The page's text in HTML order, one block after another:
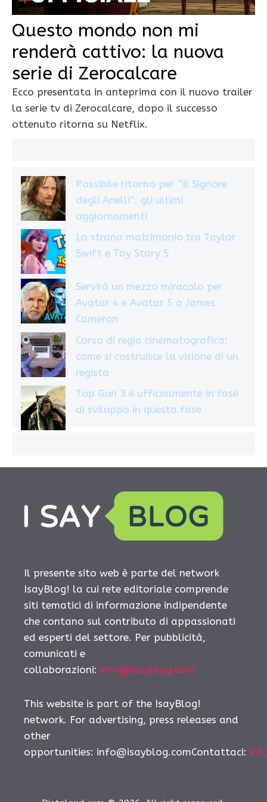
Questo mondo non mi
renderà cattivo: la nuova
serie di Zerocalcare
Ecco presentata in anteprima con il nuovo trailer
la serie tv di Zerocalcare, dopo il successo
ottenuto ritorna su Netflix.
Possibile ritorno per “Il Signore
degli Anelli”: gli ultimi
aggiornamenti
Lo strano matrimonio tra Taylor
Swift e Toy Story 5
Servirà un mezzo miracolo per
Avatar 4 e Avatar 5 a James
Cameron
Corso di regia cinematografica:
come si costruisce la visione di un
regista
Top Gun 3 è ufficialmente in fase
di sviluppo in questa fase
Il presente sito web è parte del network
IsayBlog! la cui rete editoriale comprende
siti tematici di informazione indipendente
che contano sul contributo di appassionati
ed esperti del settore. Per pubblicità,
comunicati e
collaborazioni: info@isayblog.com
This website is part of the IsayBlog!
network. For advertising, press releases and
other
opportunities: info@isayblog.comContattaci: